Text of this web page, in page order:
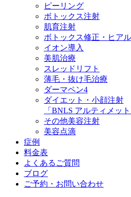
ピーリング
ボトックス注射
肌育注射
ボトックス修正・ヒア
イオン導入
美肌治療
スレッドリフト
薄毛・抜け毛治療
ダーマペン4
ダイエット・小顔注射
「BNLS アルティメット
その他美容注射
美容点滴
症例
料金表
よくあるご質問
ブログ
ご予約・お問い合わせ